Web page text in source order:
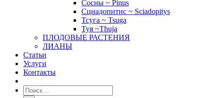
Сосны ~ Pinus
Сциадопитис ~ Sciadopitys
Тсуга ~ Tsuga
Туя ~Thuja
ПЛОДОВЫЕ РАСТЕНИЯ
ЛИАНЫ
Статьи
Услуги
Контакты